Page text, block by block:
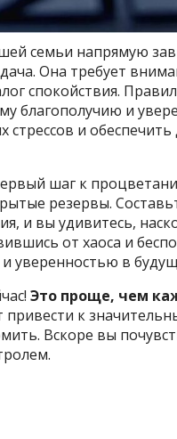
семьи напрямую
Она требует
спокойствия.
благополучию и
и
шаг к
резервы.
и вы удивитесь,
от хаоса и
уверенностью в
Это проще, чем
к
Вскоре вы